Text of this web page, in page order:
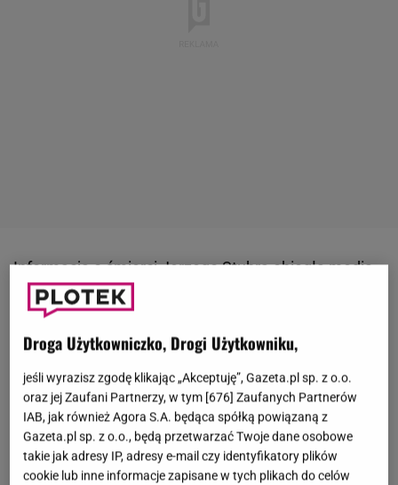
Informacja ośmierci Jerzego Stuhra obiegła media
9 lipca . Smutną wiadomość w rozmowie z Onetem
potwierdził jego syn
zmagał się z problemami zdrowotnymi. Zaledwie
dwa tygodnie przed jego śmiercią odwołano
spektakl "Geniusz", w którym grał jedną z głównych
ról. Powodem była choroba Stuhra. Pogrzeb aktora
ma odbyć się 17 lipca na Cmentarzu Rakowickim w
Krakowie.
Droga Użytkowniczko, Drogi Użytkowniku,
jeśli wyrazisz zgodę klikając „Akceptuję”, Gazeta.pl sp. z o.o.
oraz jej Zaufani Partnerzy, w tym [676] Zaufanych Partnerów
IAB, jak również Agora S.A. będąca spółką powiązaną z
Gazeta.pl sp. z o.o., będą przetwarzać Twoje dane osobowe
takie jak adresy IP, adresy e-mail czy identyfikatory plików
cookie lub inne informacje zapisane w tych plikach do celów